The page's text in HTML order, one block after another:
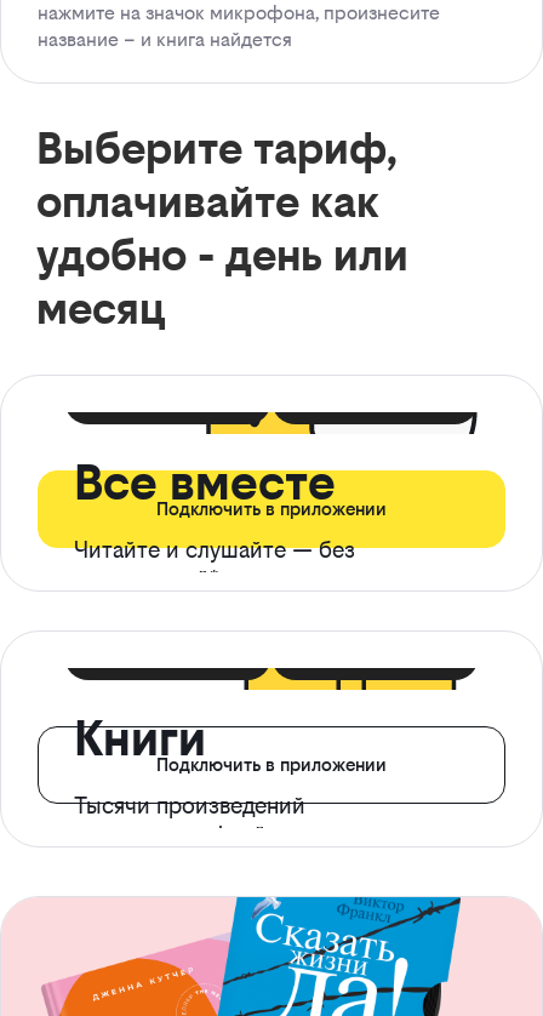
нажмите на значок микрофона, произнесите
название – и книга найдется
Выберите тариф,
оплачивайте как
удобно - день или
месяц
Все вместе
Читайте и слушайте — без
ограничений*
Подключить в приложении
Книги
Тысячи произведений
с доступом офлайн
Подключить в приложении